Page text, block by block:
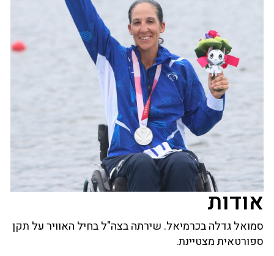
אודות
סמואל גדלה בכרמיאל. שירתה בצה"ל בחיל האוויר על תקן
ספורטאית מצטיינת.